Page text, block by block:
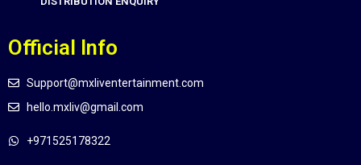
Official Info
Support@mxliventertainment.com
hello.mxliv@gmail.com
+971525178322